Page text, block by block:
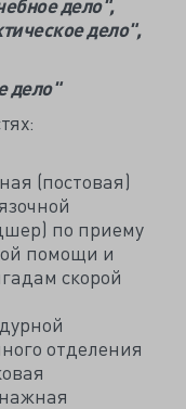
дело",
дело"
(постовая)
по приему
помощи и
скорой
отделения